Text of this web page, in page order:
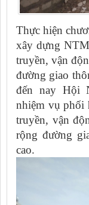
Thực hiện
xây dựng
truyền, vận
đường giao
đến nay Hội
nhiệm vụ phối
truyền, vận
rộng đường
cao.